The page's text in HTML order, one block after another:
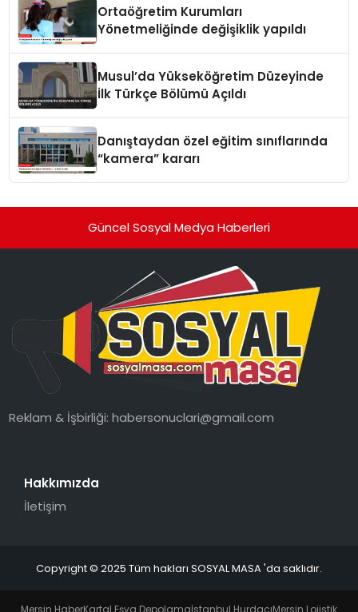
Ortaöğretim Kurumları
Yönetmeliğinde değişiklik yapıldı
Musul’da Yükseköğretim Düzeyinde
İlk Türkçe Bölümü Açıldı
Danıştaydan özel eğitim sınıflarında
“kamera” kararı
Güncel Sosyal Medya Haberleri
Reklam & İşbirliği:habersonuclari@gmail.com
Hakkımızda
İletişim
Copyright © 2025 Tüm hakları SOSYAL MASA 'da saklıdır.